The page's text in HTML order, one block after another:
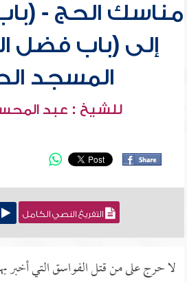
مناسك الحج -
إلى (باب فضل
المسجد
للشيخ : عبد
التفريغ النصي الكامل
لا حرج على من قتل الفواسق التي أخبر